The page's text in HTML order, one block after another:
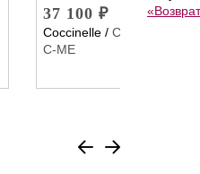
37 100 ₽
Coccinelle / Сумка
C-ME